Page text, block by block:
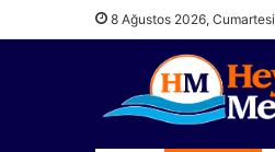
8 Ağustos 2026, Cumartesi